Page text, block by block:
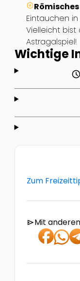
Eintauchen
Vielleicht bist
Astragalspiel!
Wichtige
schedule
Zum
sendMit